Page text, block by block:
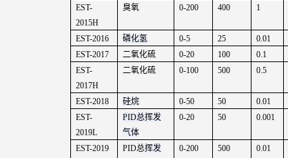
EST-
2015H
臭氧 0-200 400 1
EST-2016 磷化氢 0-5 25 0.01
EST-2017
二氧化硫 0-20 100 0.1
EST-
2017H
二氧化硫 0-100 500 0.5
EST-2018 硅烷 0-50 50 0.01
EST-
2019L
PID总挥发
气体
0-20 50 0.001
EST-2019 PID总挥发
0-200 500 0.01